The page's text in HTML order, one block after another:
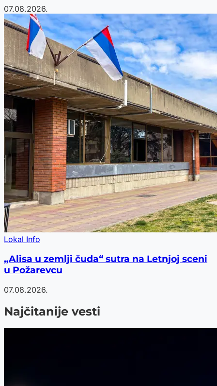
07.08.2026.
Lokal Info
„Alisa u zemlji čuda“ sutra na Letnjoj sceni
u Požarevcu
07.08.2026.
Najčitanije vesti